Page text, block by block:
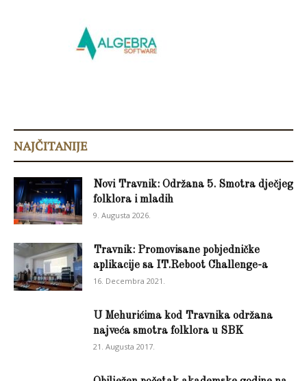
NAJČITANIJE
Novi Travnik: Održana 5. Smotra dječjeg
folklora i mladih
9. Augusta 2026.
Travnik: Promovisane pobjedničke
aplikacije sa IT.Reboot Challenge-a
16. Decembra 2021.
U Mehurićima kod Travnika održana
najveća smotra folklora u SBK
21. Augusta 2017.